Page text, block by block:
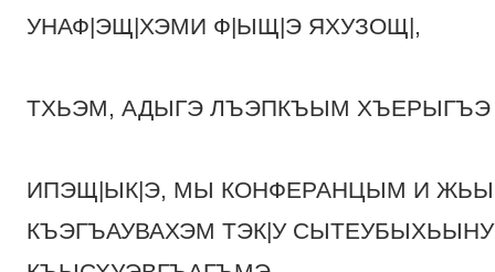
УНАФ|ЭЩ|ХЭМИ Ф|ЫЩ|Э ЯХУЗОЩ|,
ТХЬЭМ, АДЫГЭ ЛЪЭПКЪЫМ ХЪЕРЫГЪЭ
ИПЭЩ|ЫК|Э, МЫ КОНФЕРАНЦЫМ И
КЪЭГЪАУВАХЭМ ТЭК|У